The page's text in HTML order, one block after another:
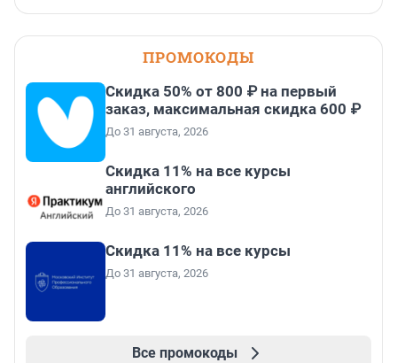
ПРОМОКОДЫ
Скидка 50% от 800 ₽ на первый
заказ, максимальная скидка 600 ₽
До 31 августа, 2026
Скидка 11% на все курсы
английского
До 31 августа, 2026
Скидка 11% на все курсы
До 31 августа, 2026
Все промокоды